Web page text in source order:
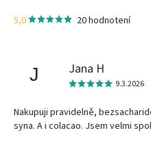
5,0 20 hodnotení
J Jana H
9.3.2026
Nakupuji pravidelně,
syna. A i colacao. Jsem velmi